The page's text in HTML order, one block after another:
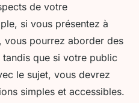
de votre
si vous présentez à
vous pourrez aborder des
que si votre public
le sujet, vous devrez
simples et accessibles.